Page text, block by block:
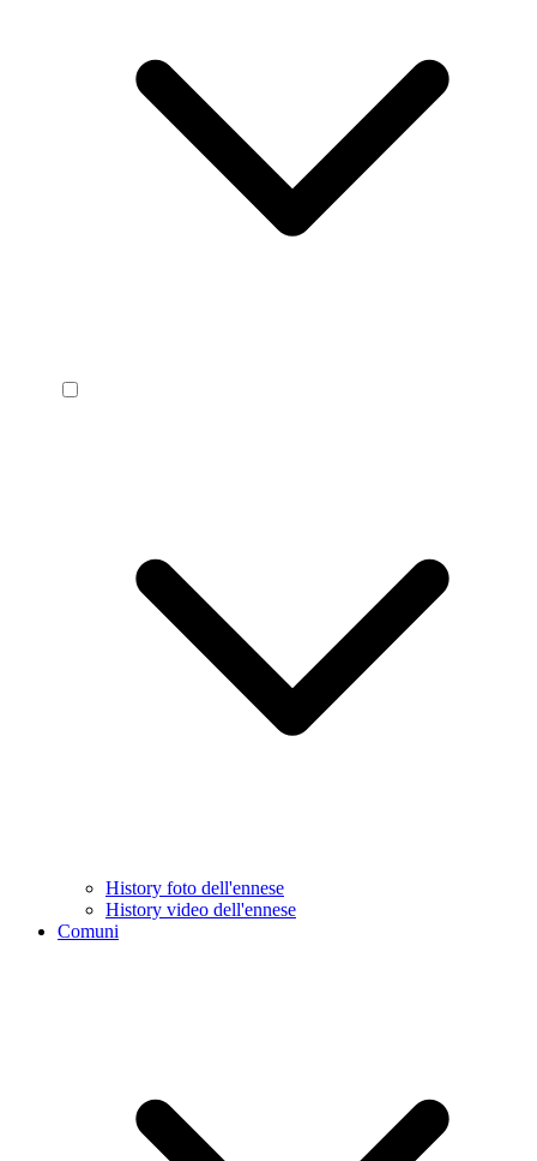
History foto dell'ennese
History video dell'ennese
Comuni